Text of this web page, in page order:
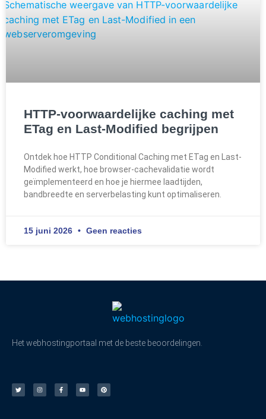
HTTP-voorwaardelijke caching met
ETag en Last-Modified begrijpen
Ontdek hoe HTTP Conditional Caching met ETag en Last-
Modified werkt, hoe browser-cachevalidatie wordt
geïmplementeerd en hoe je hiermee laadtijden,
bandbreedte en serverbelasting kunt optimaliseren.
15 juni 2026 Geen reacties
Het webhostingportaal met de beste beoordelingen.